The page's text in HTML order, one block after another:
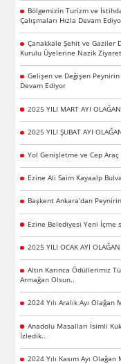
Bölgemizin Turizm ve
Çalışmaları Hızla Devam
Çanakkale Şehit ve Gaziler
Kurulu Üyelerine Nazik
Gelişen ve Değişen
Devam Ediyor
2025 YILI MART AYI
2025 YILI ŞUBAT AYI
Yol Genişletme ve Cep Araç
Ezine Ali Saim Kayaalp
Başkent Ankara’dan
Ezine Belediyesi Yeni İçme
2025 YILI OCAK AYI
Altın Karınca Ödüllerimiz
Armağan Olsun..
2024 Yılı Aralık Ayı
Anadolu Masalları İsimli
İzledik..
2024 Yılı Kasım Ayı